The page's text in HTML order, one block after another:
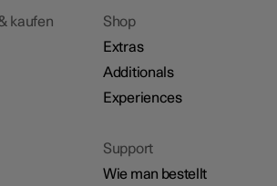
kaufen
Shop
Extras
Additionals
Experiences
Support
Wie man bestellt